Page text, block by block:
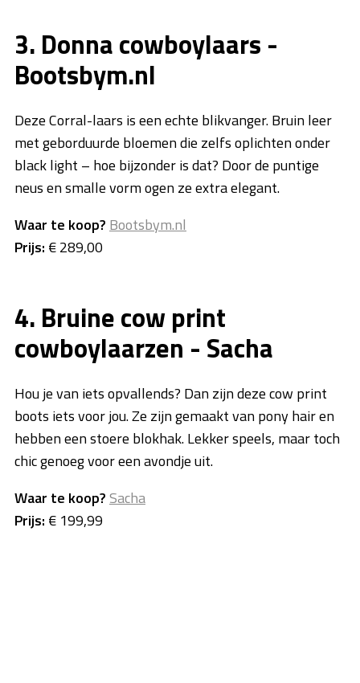
3. Donna cowboylaars -
Bootsbym.nl
Deze Corral-laars is een echte blikvanger. Bruin leer
met geborduurde bloemen die zelfs oplichten onder
black light – hoe bijzonder is dat? Door de puntige
neus en smalle vorm ogen ze extra elegant.
Waar te koop? Bootsbym.nl
Prijs: € 289,00
4. Bruine cow print
cowboylaarzen - Sacha
Hou je van iets opvallends? Dan zijn deze cow print
boots iets voor jou. Ze zijn gemaakt van pony hair en
hebben een stoere blokhak. Lekker speels, maar toch
chic genoeg voor een avondje uit.
Waar te koop?Sacha
Prijs: € 199,99